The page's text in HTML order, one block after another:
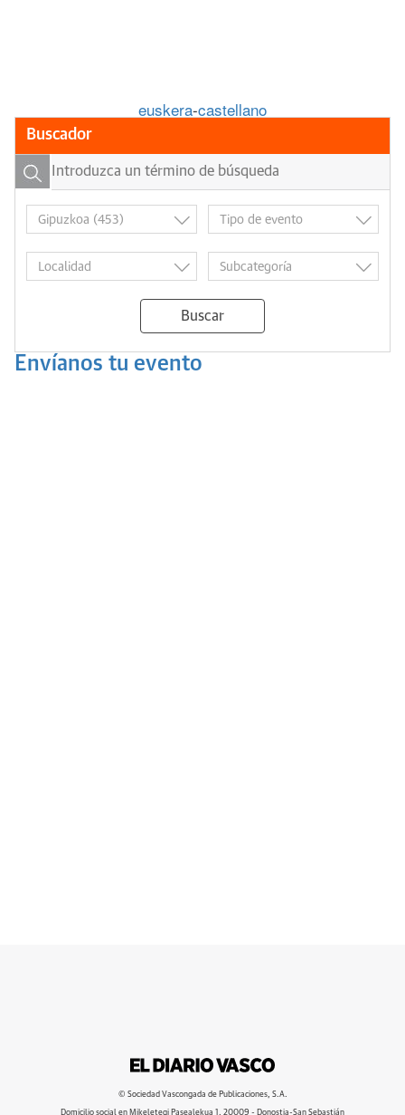
euskera-castellano
Buscador
Buscar
Envíanos tu evento
© Sociedad Vascongada de Publicaciones, S.A.
Domicilio social en Mikeletegi Pasealekua 1. 20009 - Donostia-San Sebastián